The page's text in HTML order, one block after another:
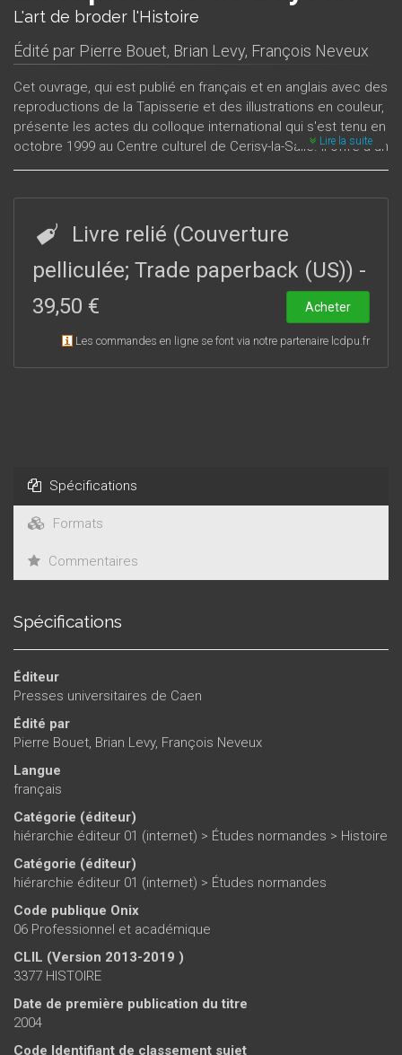
L'art de broder l'Histoire
Édité par Pierre Bouet, Brian Levy, François Neveux
Cet ouvrage, qui est publié en français et en anglais avec des
reproductions de la Tapisserie et des illustrations en couleur,
présente les actes du colloque international qui s'est tenu en
octobre 1999 au Centre culturel de Cerisy-la-Salle. Il offre à un
large public les résultats des recherches effectuées depuis
efforcé d’atteindre un triple objectif : d’abord publier les
travaux entrepris par une équipe de spécialistes des textiles
lors de l’expertise effectuée en 1982-1983, ensuite faire le
point sur toutes les recherches historiques concernant les
événements représentés sur la Tapisserie en relation avec
une étude nouvelle des sources, enfin analyser les
techniques qui ont présidé à la réalisation de cette œuvre
d’art.
Lire la suite
Livre relié (Couverture
pelliculée; Trade paperback (US)) -
39,50 €
Acheter
Les commandes en ligne se font via notre partenaire lcdpu.fr
Spécifications
Formats
Commentaires
Spécifications
Éditeur
Presses universitaires de Caen
Édité par
Pierre Bouet Brian Levy, François Neveux
Langue
français
Catégorie (éditeur)
hiérarchie éditeur 01 (internet) > Études normandes > Histoire
Catégorie (éditeur)
hiérarchie éditeur 01 (internet) > Études normandes
Code publique Onix
06 Professionnel et académique
CLIL (Version 2013-2019 )
3377 HISTOIRE
Date de première publication du titre
2004
Code Identifiant de classement sujet